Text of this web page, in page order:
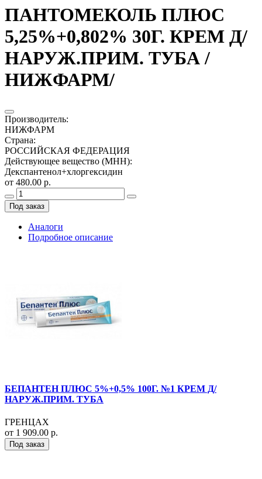
ПАНТОМЕКОЛЬ ПЛЮС
5,25%+0,802% 30Г. КРЕМ Д/
НАРУЖ.ПРИМ. ТУБА /
НИЖФАРМ/
Производитель:
НИЖФАРМ
Страна:
РОССИЙСКАЯ ФЕДЕРАЦИЯ
Действующее вещество (МНН):
Декспантенол+хлоргексидин
от 480.00 р.
Под заказ
Аналоги
Подробное описание
БЕПАНТЕН ПЛЮС 5%+0,5% 100Г. №1 КРЕМ Д/
НАРУЖ.ПРИМ. ТУБА
ГРЕНЦАХ
от 1 909.00 р.
Под заказ